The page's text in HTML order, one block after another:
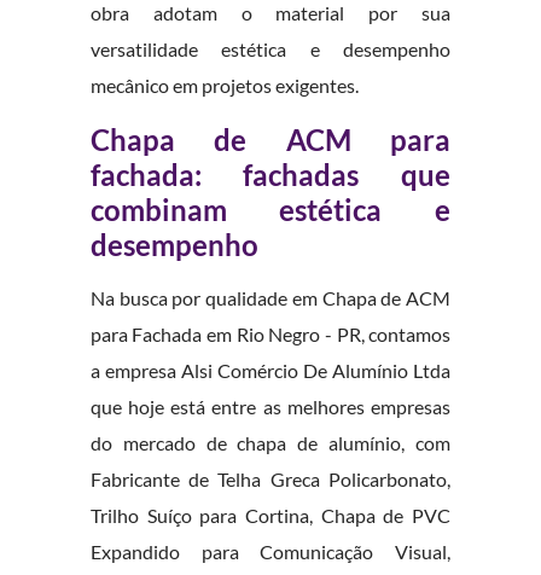
obra adotam o material por sua
versatilidade estética e desempenho
mecânico em projetos exigentes.
Chapa de ACM para
fachada: fachadas que
combinam estética e
desempenho
Na busca por qualidade em Chapa de ACM
para Fachada em Rio Negro - PR, contamos
a empresa Alsi Comércio De Alumínio Ltda
que hoje está entre as melhores empresas
do mercado de chapa de alumínio, com
Fabricante de Telha Greca Policarbonato,
Trilho Suíço para Cortina, Chapa de PVC
Expandido para Comunicação Visual,